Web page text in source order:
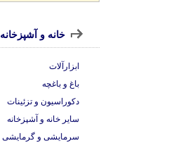
خانه و آشپزخانه
ابزارآلات
باغ و باغچه
دکوراسیون و تزئینات
سایر خانه و آشپزخانه
سرمایشی و گرمایشی